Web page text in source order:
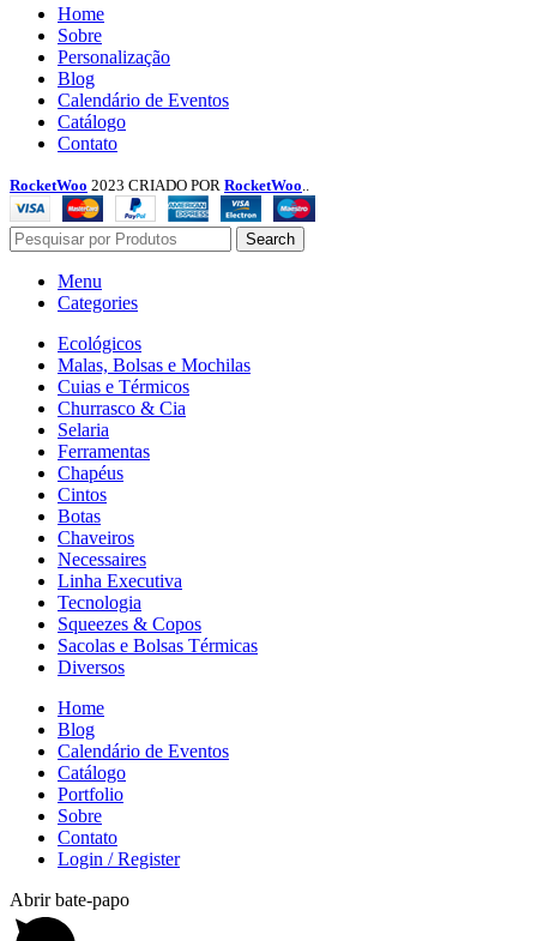
Menu
Home
Sobre
Personalização
Blog
Calendário de Eventos
Catálogo
Contato
RocketWoo 2023 CRIADO POR RocketWoo
Search
Menu
Categories
Ecológicos
Malas, Bolsas e Mochilas
Cuias e Térmicos
Churrasco & Cia
Selaria
Ferramentas
Chapéus
Cintos
Botas
Chaveiros
Necessaires
Linha Executiva
Tecnologia
Squeezes & Copos
Sacolas e Bolsas Térmicas
Diversos
Home
Blog
Calendário de Eventos
Catálogo
Portfolio
Sobre
Contato
Login / Register
Abrir bate-papo